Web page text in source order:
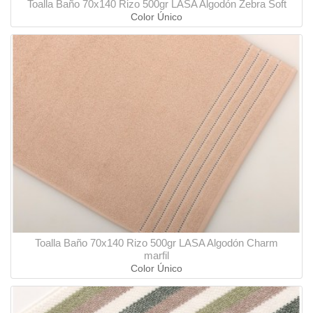
Toalla Baño 70x140 Rizo 500gr LASA Algodón Zebra Soft
Color Único
Toalla Baño 70x140 Rizo 500gr LASA Algodón Charm
marfil
Color Único